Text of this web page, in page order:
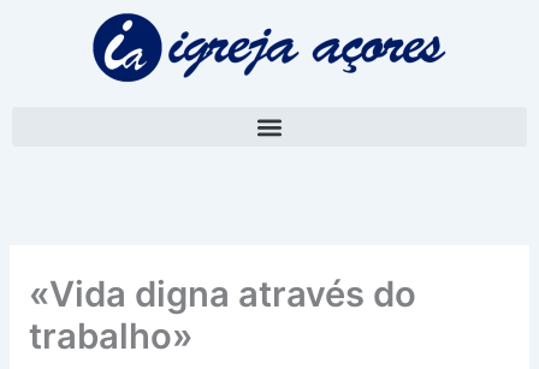
«Vida digna através do
trabalho»